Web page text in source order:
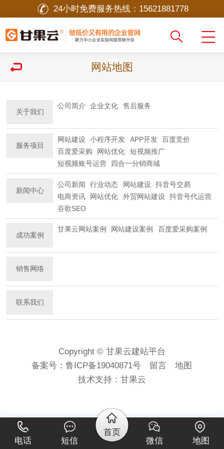
24小时免费服务热线： 15621881778
网站地图
关于我们
公司简介 企业文化 售后服务
服务项目
网站建设 小程序开发 APP开发 百度竞价
百度爱采购
网站优化
短视频推广
短视频账号运营
四合一分销商城
新闻中心
公司新闻 行业动态 网站建设 抖音号交易
电商资讯
网站优化 外贸网站建设 抖音号代运营
谷歌SEO
成功案例
甘果云网站案例 网站建设案例 百度爱采购案例
销售网络
联系我们
Copyright © 甘果云建站平台
备案号：鲁ICP备19040871号 留言地图
技术支持： 甘果云
电话 短信
首页
微信
地图